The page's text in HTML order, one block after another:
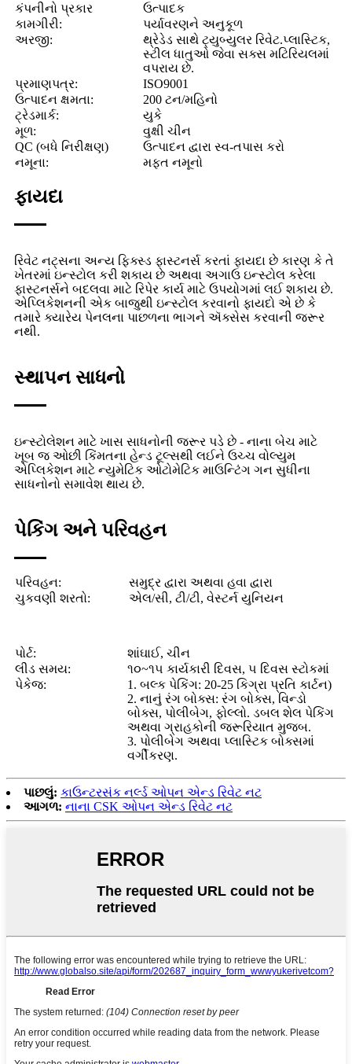
કંપનીનો પ્રકાર
ઉત્પાદક
કામગીરી:
પર્યાવરણને અનુકૂળ
અરજી:
થ્રેડેડ સાથે ટ્યુબ્યુલર રિવેટ.પ્લાસ્ટિક,
સ્ટીલ ધાતુઓ જેવા સક્સ મટિરિયલમાં
વપરાય છે.
પ્રમાણપત્ર:
ISO9001
ઉત્પાદન ક્ષમતા:
200 ટન/મહિનો
ટ્રેડમાર્ક:
યુકે
મૂળ:
વુક્ષી ચીન
QC (બધે નિરીક્ષણ)
ઉત્પાદન દ્વારા સ્વ-તપાસ કરો
નમૂના:
મફત નમૂનો
ફાયદા
રિવેટ નટ્સના અન્ય ફિક્સ્ડ ફાસ્ટનર્સ કરતાં ફાયદા છે કારણ કે તે
ખેતરમાં ઇન્સ્ટોલ કરી શકાય છે અથવા અગાઉ ઇન્સ્ટોલ કરેલા
ફાસ્ટનર્સને બદલવા માટે રિપેર કાર્ય માટે ઉપયોગમાં લઈ શકાય છે.
એપ્લિકેશનની એક બાજુથી ઇન્સ્ટોલ કરવાનો ફાયદો એ છે કે
તમારે ક્યારેય પેનલના પાછળના ભાગને ઍક્સેસ કરવાની જરૂર
નથી.
સ્થાપન સાધનો
ઇન્સ્ટોલેશન માટે ખાસ સાધનોની જરૂર પડે છે - નાના બેચ માટે
ખૂબ જ ઓછી કિંમતના હેન્ડ ટૂલ્સથી લઈને ઉચ્ચ વોલ્યુમ
એપ્લિકેશન માટે ન્યુમેટિક ઓટોમેટિક માઉન્ટિંગ ગન સુધીના
સાધનોનો સમાવેશ થાય છે.
પેકિંગ અને પરિવહન
પરિવહન:
સમુદ્ર દ્વારા અથવા હવા દ્વારા
ચુકવણી શરતો:
એલ/સી, ટી/ટી, વેસ્ટર્ન યુનિયન
પોર્ટ:
શાંઘાઈ, ચીન
લીડ સમય:
૧૦~૧૫ કાર્યકારી દિવસ, ૫ દિવસ સ્ટોકમાં
પેકેજ:
1. બલ્ક પેકિંગ: 20-25 કિગ્રા પ્રતિ કાર્ટન)
2. નાનું રંગ બોક્સ: રંગ બોક્સ, વિન્ડો
બોક્સ, પોલીબેગ, ફોલ્લો. ડબલ શેલ પેકિંગ
અથવા ગ્રાહકોની જરૂરિયાત મુજબ.
3. પોલીબેગ અથવા પ્લાસ્ટિક બોક્સમાં
વર્ગીકરણ.
પાછલું: કાઉન્ટરસંક નર્લ્ડ ઓપન એન્ડ રિવેટ નટ
આગળ: નાના CSK ઓપન એન્ડ રિવેટ નટ